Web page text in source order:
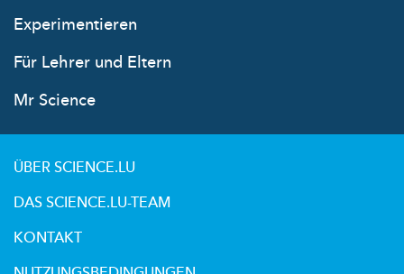
Experimentieren
Für Lehrer und Eltern
Mr Science
ÜBER SCIENCE.LU
DAS SCIENCE.LU-TEAM
KONTAKT